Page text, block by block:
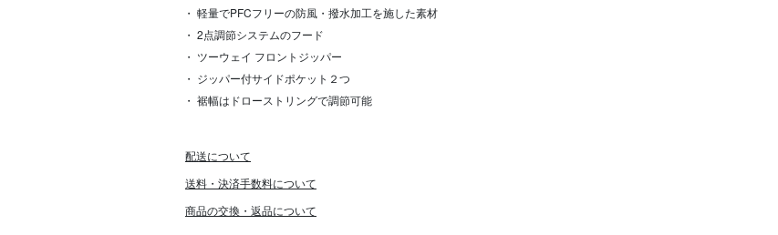
・ 軽量でPFCフリーの防風・撥水加工を施した素材
・ 2点調節システムのフード
・ ツーウェイ フロントジッパー
・ ジッパー付サイドポケット２つ
・ 裾幅はドローストリングで調節可能
配送について
送料・決済手数料について
商品の交換・返品について